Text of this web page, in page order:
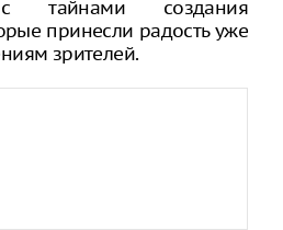
с тайнами создания
принесли радость уже
зрителей.